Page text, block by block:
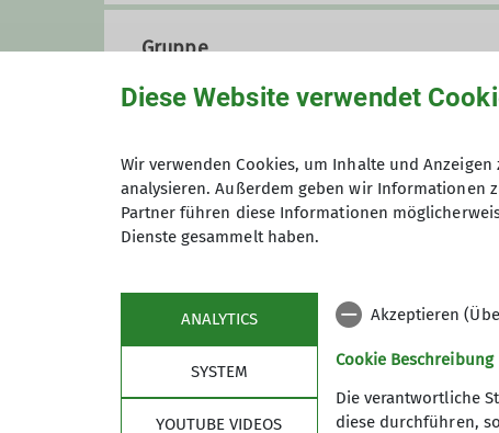
Gruppe
Klettern verbindet – und das
Im Mittelpunkt steht nicht die
gesichert und mit erfahrenen
an der Bewegung, überwinden
Diese Website verwendet
Wir verwenden Cookies, um Inhalte und
analysieren. Außerdem geben wir Informationen
Partner führen diese Informationen
Dienste gesammelt haben.
ANALYTICS
SYSTEM
YOUTUBE VIDEOS
Akzeptieren
Cookie Beschreibung
Die verantwortliche
diese durchführen,